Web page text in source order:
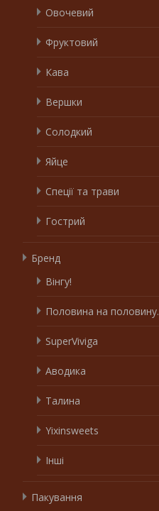
Овочевий
Фруктовий
Кава
Вершки
Солодкий
Яйце
Спеції та трави
Гострий
Бренд
Вінгу!
Половина на половину.
SuperViviga
Аводика
Талина
Yixinsweets
Інші
Пакування